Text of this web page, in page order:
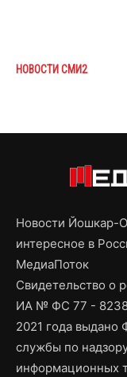
НОВОСТИ СМИ2
Новости Йошкар-
интересное в
МедиаПоток
Свидетельство о
ИА № ФС 77 -
2021 года выдано
службы по
информационных